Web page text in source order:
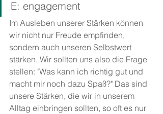
E: engagement
Im Ausleben unserer Stärken können
wir nicht nur Freude empfinden,
sondern auch unseren Selbstwert
stärken. Wir sollten uns also die Frage
stellen: "Was kann ich richtig gut und
macht mir noch dazu Spaß?" Das sind
unsere Stärken, die wir in unserem
Alltag einbringen sollten, so oft es nur